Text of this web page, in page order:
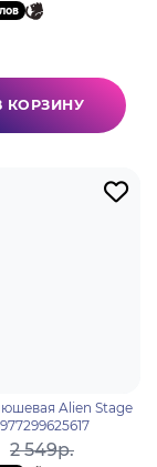
КОРЗИНУ
Alien Stage
2 549р.